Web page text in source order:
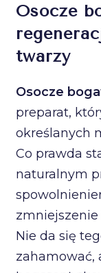
Osocze
twarzy
Osocze
preparat,
określanych
Co prawda
naturalnym
Nie da się
zahamować,